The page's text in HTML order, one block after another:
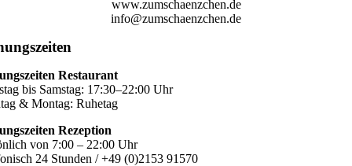
www.zumschaenzchen.de
info@zumschaenzchen.de
Restaurant
bis Samstag: 17:30–22:00 Uhr
& Montag: Ruhetag
Rezeption
von 7:00 – 22:00 Uhr
24 Stunden / +49 (0)2153 91570